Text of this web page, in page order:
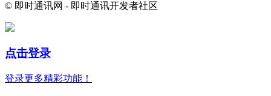
© 即时通讯网 - 即时通讯开发者社区
点击登录
登录更多精彩功能！